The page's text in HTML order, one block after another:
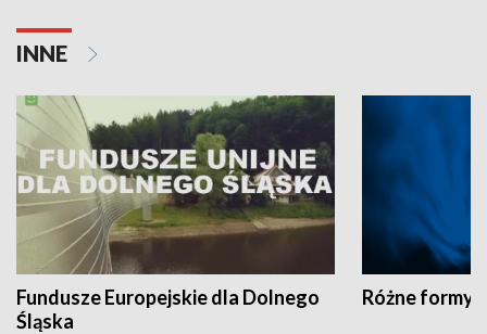
INNE
Fundusze Europejskie dla Dolnego
Śląska
Różne formy